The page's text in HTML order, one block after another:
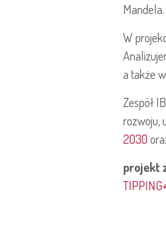
Mandela.
W
a także
Zespół
rozwoju,
2030
projekt